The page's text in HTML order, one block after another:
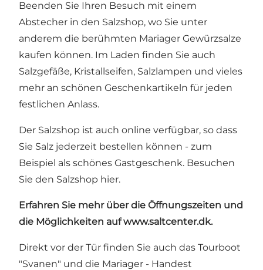
Beenden Sie Ihren Besuch mit einem
Abstecher in den Salzshop, wo Sie unter
anderem die berühmten Mariager Gewürzsalze
kaufen können. Im Laden finden Sie auch
Salzgefäße, Kristallseifen, Salzlampen und vieles
mehr an schönen Geschenkartikeln für jeden
festlichen Anlass.
Der Salzshop ist auch online verfügbar, so dass
Sie Salz jederzeit bestellen können - zum
Beispiel als schönes Gastgeschenk. Besuchen
Sie den Salzshop hier.
Erfahren Sie mehr über die Öffnungszeiten und
die Möglichkeiten aufwww.saltcenter.dk.
Direkt vor der Tür finden Sie auch das Tourboot
"Svanen" und die Mariager - Handest